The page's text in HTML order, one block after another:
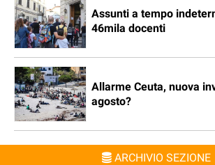
Assunti a tempo
46mila docenti
Allarme Ceuta, nuova
agosto?
ARCHIVIO SEZIONE